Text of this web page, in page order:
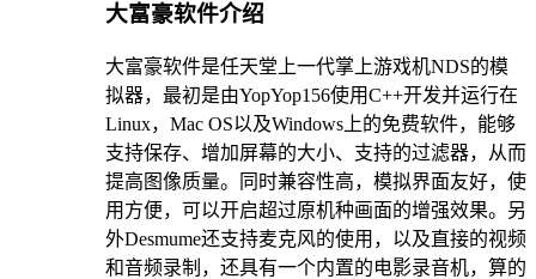
大富豪软件介绍
大富豪软件是任天堂上一代掌上游戏机NDS的模
拟器，最初是由YopYop156使用C++开发并运行在
Linux，Mac OS以及Windows上的免费软件，能够
支持保存、增加屏幕的大小、支持的过滤器，从而
提高图像质量。同时兼容性高，模拟界面友好，使
用方便，可以开启超过原机种画面的增强效果。另
外Desmume还支持麦克风的使用，以及直接的视频
和音频录制，还具有一个内置的电影录音机，算的